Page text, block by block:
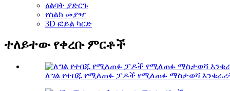
ዕልባት ያድርጉ
የስልክ መያዣ
3D ፎይል ካርድ
ተለይተው የቀረቡ ምርቶች
ለግል የተበጁ የሚለጠፉ ፓዶች የሚለጠፉ ማስታወሻ